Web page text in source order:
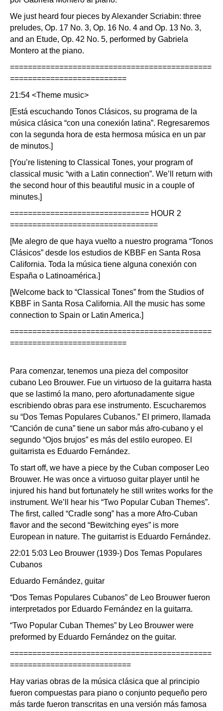
We just heard four pieces by Alexander Scriabin: three
preludes, Op. 17 No. 3, Op. 16 No. 4 and Op. 13 No. 3,
and an Etude, Op. 42 No. 5, performed by Gabriela
Montero at the piano.
=============================================
==========================
21:54 <Theme music>
[Está escuchando Tonos Clásicos, su programa de la
música clásica “con una conexión latina”. Regresaremos
con la segunda hora de esta hermosa música en un par
de minutos.]
[You’re listening to Classical Tones, your program of
classical music “with a Latin connection”. We’ll return with
the second hour of this beautiful music in a couple of
minutes.]
=============================== HOUR 2
=================================
[Me alegro de que haya vuelto a nuestro programa “Tonos
Clásicos” desde los estudios de KBBF en Santa Rosa
California. Toda la música tiene alguna conexión con
España o Latinoamérica.]
[Welcome back to “Classical Tones” from the Studios of
KBBF in Santa Rosa California. All the music has some
connection to Spain or Latin America.]
=============================================
==========================
Para comenzar, tenemos una pieza del compositor
cubano Leo Brouwer. Fue un virtuoso de la guitarra hasta
que se lastimó la mano, pero afortunadamente sigue
escribiendo obras para ese instrumento. Escucharemos
su “Dos Temas Populares Cubanos.” El primero, llamada
“Canción de cuna” tiene un sabor más afro-cubano y el
segundo “Ojos brujos” es más del estilo europeo. El
guitarrista es Eduardo Fernández.
To start off, we have a piece by the Cuban composer Leo
Brouwer. He was once a virtuoso guitar player until he
injured his hand but fortunately he still writes works for the
instrument. We’ll hear his “Two Popular Cuban Themes”.
The first, called “Cradle song” has a more Afro-Cuban
flavor and the second “Bewitching eyes” is more
European in nature. The guitarrist is Eduardo Fernández.
22:01 5:03 Leo Brouwer (1939-) Dos Temas Populares
Cubanos
Eduardo Fernández, guitar
“Dos Temas Populares Cubanos” de Leo Brouwer fueron
interpretados por Eduardo Fernández en la guitarra.
“Two Popular Cuban Themes” by Leo Brouwer were
preformed by Eduardo Fernández on the guitar.
=============================================
===========================
Hay varias obras de la música clásica que al principio
fueron compuestas para piano o conjunto pequeño pero
más tarde fueron transcritas en una versión más famosa